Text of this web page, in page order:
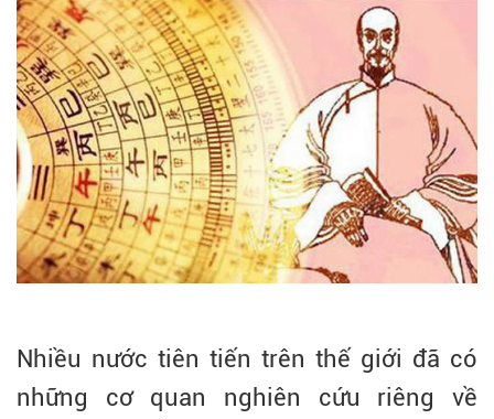
Nhiều nước tiên tiến trên thế giới đã có
những cơ quan nghiên cứu riêng về